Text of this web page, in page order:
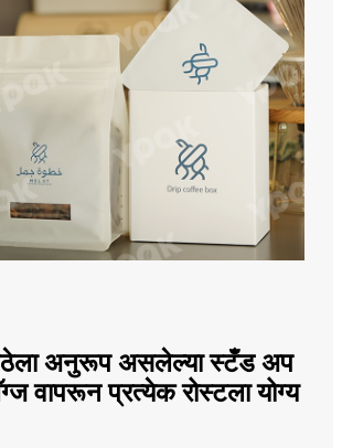
अनुरूप असलेल्या स्टँड अप
वापरून प्रत्येक रोस्टला योग्य